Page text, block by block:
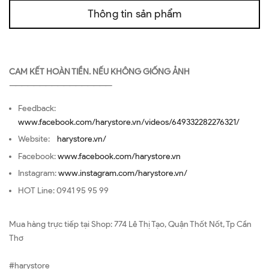
Thông tin sản phẩm
CAM KẾT HOÀN TIỀN. NẾU KHÔNG GIỐNG ẢNH
—————————————————
Feedback:
www.facebook.com/harystore.vn/videos/649332282276321/
Website: harystore.vn/
Facebook:www.facebook.com/harystore.vn
Instagram:www.instagram.com/harystore.vn/
HOT Line: 0941 95 95 99
Mua hàng trực tiếp tại Shop: 774 Lê Thị Tạo, Quận Thốt Nốt, Tp Cần
Thơ
#harystore